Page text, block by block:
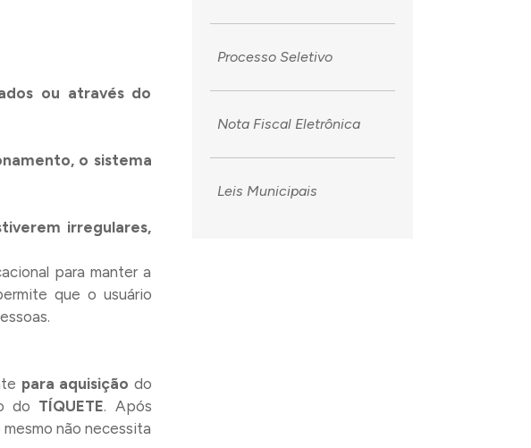
ou através do
o sistema
irregulares,
para manter a
que o usuário
para aquisição do
do TÍQUETE. Após
não necessita
Processo Seletivo
Nota Fiscal Eletrônica
Leis Municipais